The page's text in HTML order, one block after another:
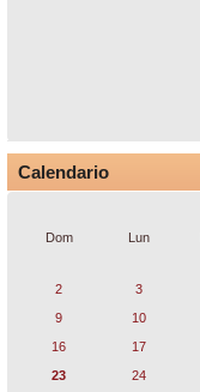
Calendario
Dom
Lun
2
3
9
10
16
17
23
24